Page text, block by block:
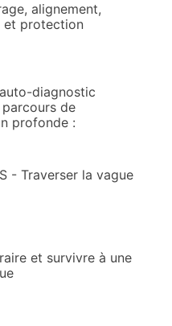
alignement,
et protection
diagnostic
de
profonde :
- Traverser la vague
et survivre à une